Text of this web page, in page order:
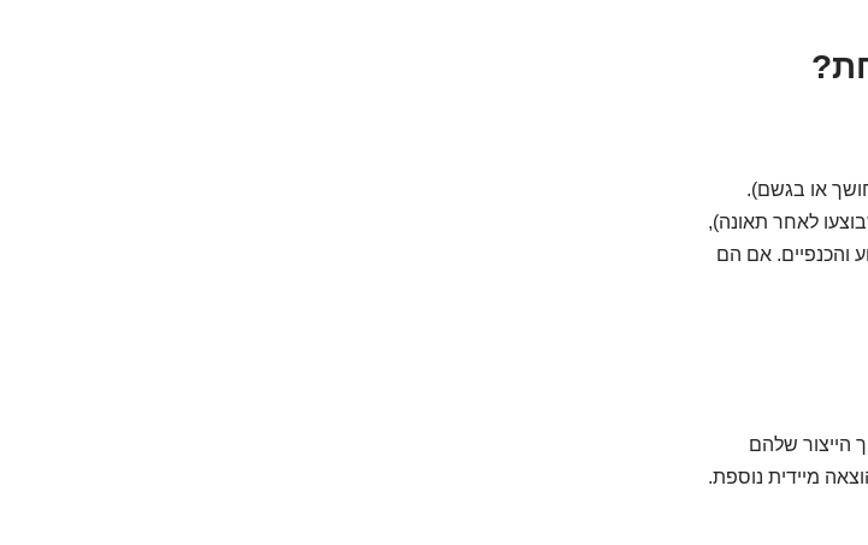
או בגשם).
לאחר תאונה),
והכנפיים. אם הם
שלהם